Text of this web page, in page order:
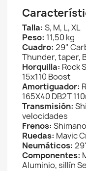
Talla: S, M, L, XL
Peso: 11,50 kg
Cuadro: 29"
Thunder, taper,
Horquilla: Rock
15x110 Boost
Amortiguador:
165X40 DB2T
Transmisión:
velocidades
Frenos:
Ruedas: Mavic
Neumáticos:
Componentes:
Aluminio, sillín